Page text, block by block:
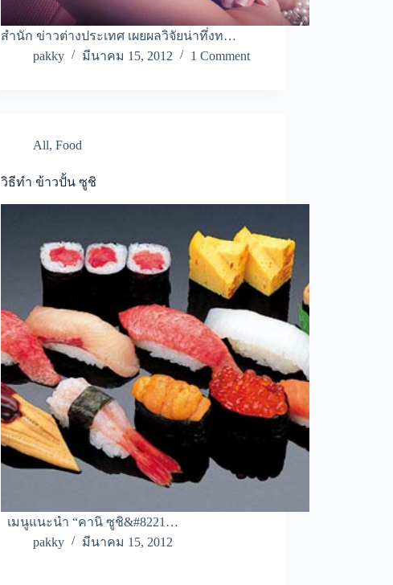
สำนัก ข่าวต่างประเทศ เผยผลวิจัยน่าทึ่งท…
pakky
มีนาคม 15, 2012 1 Comment
All,Food
วิธีทำ ข้าวปั้น ซูชิ
เมนูแนะนำ “คานิ ซูชิ&#8221…
pakky
มีนาคม 15, 2012